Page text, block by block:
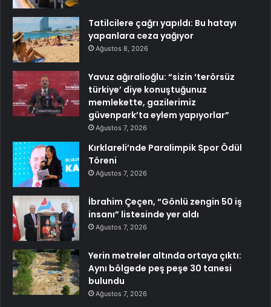
Tatilcilere çağrı yapıldı: Bu hatayı
yapanlara ceza yağıyor
Ağustos 8, 2026
Yavuz ağıralioğlu: “sizin ‘terörsüz
türkiye’ diye konuştuğunuz
memlekette, gazilerimiz
güvenpark’ta eylem yapıyorlar”
Ağustos 7, 2026
Kırklareli’nde Paralimpik Spor Ödül
Töreni
Ağustos 7, 2026
İbrahim Çeçen, “Gönlü zengin 50 iş
insanı” listesinde yer aldı
Ağustos 7, 2026
Yerin metreler altında ortaya çıktı:
Aynı bölgede peş peşe 30 tanesi
bulundu
Ağustos 7, 2026